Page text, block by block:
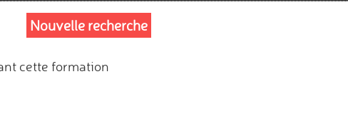
Nouvelle recherche
cette formation